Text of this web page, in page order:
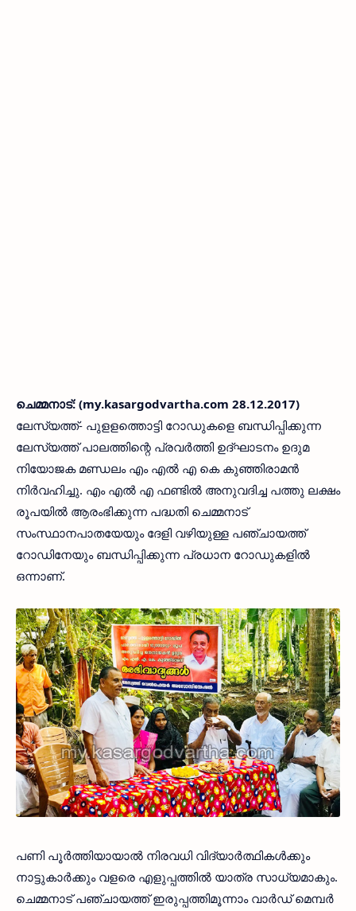
ചെമ്മനാട്: (my.kasargodvartha.com 28.12.2017)
ലേസ്യത്ത്- പുളളത്തൊട്ടി റോഡുകളെ ബന്ധിപ്പിക്കുന്ന
ലേസ്യത്ത് പാലത്തിന്റെ പ്രവര്‍ത്തി ഉദ്ഘാടനം ഉദുമ
നിയോജക മണ്ഡലം എം എല്‍ എ കെ കുഞ്ഞിരാമന്‍
നിര്‍വഹിച്ചു. എം എല്‍ എ ഫണ്ടില്‍ അനുവദിച്ച പത്തു ലക്ഷം
രൂപയില്‍ ആരംഭിക്കുന്ന പദ്ധതി ചെമ്മനാട്
സംസ്ഥാനപാതയേയും ദേളി വഴിയുള്ള പഞ്ചായത്ത്
റോഡിനേയും ബന്ധിപ്പിക്കുന്ന പ്രധാന റോഡുകളില്‍
ഒന്നാണ്.
പണി പൂര്‍ത്തിയായാല്‍ നിരവധി വിദ്യാര്‍ത്ഥികള്‍ക്കും
നാട്ടുകാര്‍ക്കും വളരെ എളുപ്പത്തില്‍ യാത്ര സാധ്യമാകും.
ചെമ്മനാട് പഞ്ചായത്ത് ഇരുപ്പത്തിമൂന്നാം വാര്‍ഡ് മെമ്പര്‍